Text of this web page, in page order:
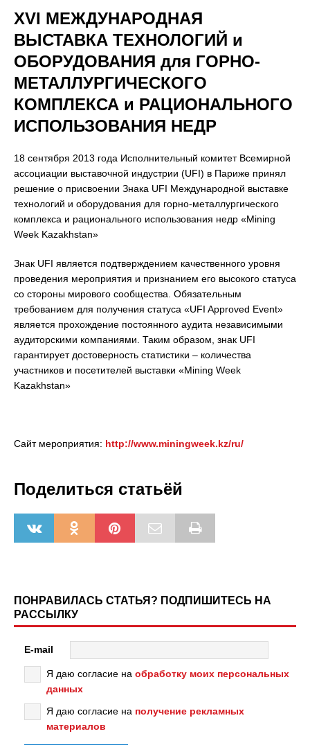
XVI МЕЖДУНАРОДНАЯ
ВЫСТАВКА ТЕХНОЛОГИЙ и
ОБОРУДОВАНИЯ для ГОРНО-
МЕТАЛЛУРГИЧЕСКОГО
КОМПЛЕКСА и РАЦИОНАЛЬНОГО
ИСПОЛЬЗОВАНИЯ НЕДР
18 сентября 2013 года Исполнительный комитет Всемирной
ассоциации выставочной индустрии (UFI) в Париже принял
решение о присвоении Знака UFI Международной выставке
технологий и оборудования для горно-металлургического
комплекса и рационального использования недр «Mining
Week Kazakhstan»
Знак UFI является подтверждением качественного уровня
проведения мероприятия и признанием его высокого статуса
со стороны мирового сообщества. Обязательным
требованием для получения статуса «UFI Approved Event»
является прохождение постоянного аудита независимыми
аудиторскими компаниями. Таким образом, знак UFI
гарантирует достоверность статистики – количества
участников и посетителей выставки «Mining Week
Kazakhstan»
Сайт мероприятия: http://www.miningweek.kz/ru/
Поделиться статьёй
ПОНРАВИЛАСЬ СТАТЬЯ? ПОДПИШИТЕСЬ НА
РАССЫЛКУ
E-mail
Я даю согласие на обработку моих персональных
данных
Я даю согласие на получение рекламных
материалов